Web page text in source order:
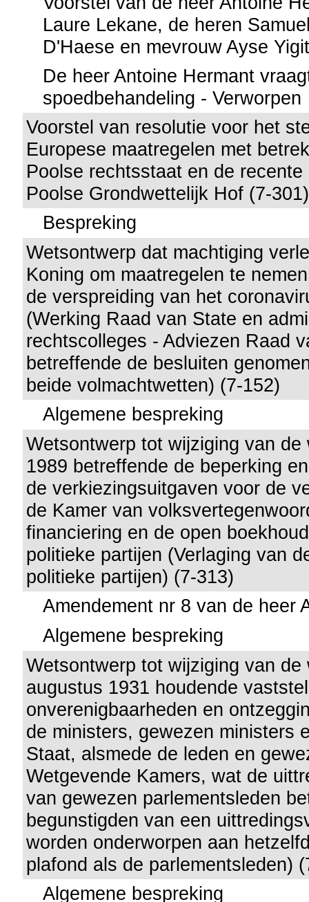
Laure Lekane, de heren
D'Haese en mevrouw Ayse
De heer Antoine Hermant
spoedbehandeling - Verworpen
Voorstel van resolutie voor het
Europese maatregelen met
Poolse rechtsstaat en de
Poolse Grondwettelijk Hof (7-301)
Bespreking
Wetsontwerp dat machtiging
Koning om maatregelen te
de verspreiding van het
(Werking Raad van State en
rechtscolleges - Adviezen Raad
betreffende de besluiten
beide volmachtwetten) (7-152)
Algemene bespreking
Wetsontwerp tot wijziging van de
1989 betreffende de beperking
de verkiezingsuitgaven voor de
de Kamer van
financiering en de open
politieke partijen (Verlaging van
politieke partijen) (7-313)
Amendement nr 8 van de heer
Algemene bespreking
Wetsontwerp tot wijziging van de
augustus 1931 houdende
onverenigbaarheden en
de ministers, gewezen ministers
Staat, alsmede de leden en
Wetgevende Kamers, wat de
van gewezen parlementsleden
begunstigden van een
worden onderworpen aan
plafond als de parlementsleden)
Algemene bespreking